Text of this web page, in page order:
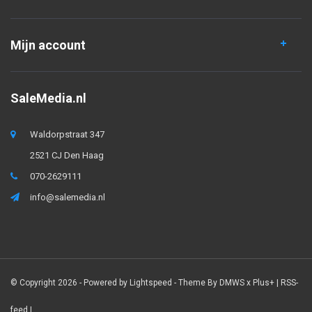
Mijn account
SaleMedia.nl
Waldorpstraat 347
2521 CJ Den Haag
070-2629111
info@salemedia.nl
© Copyright 2026 - Powered by Lightspeed - Theme By DMWS x Plus+ | RSS-
feed |